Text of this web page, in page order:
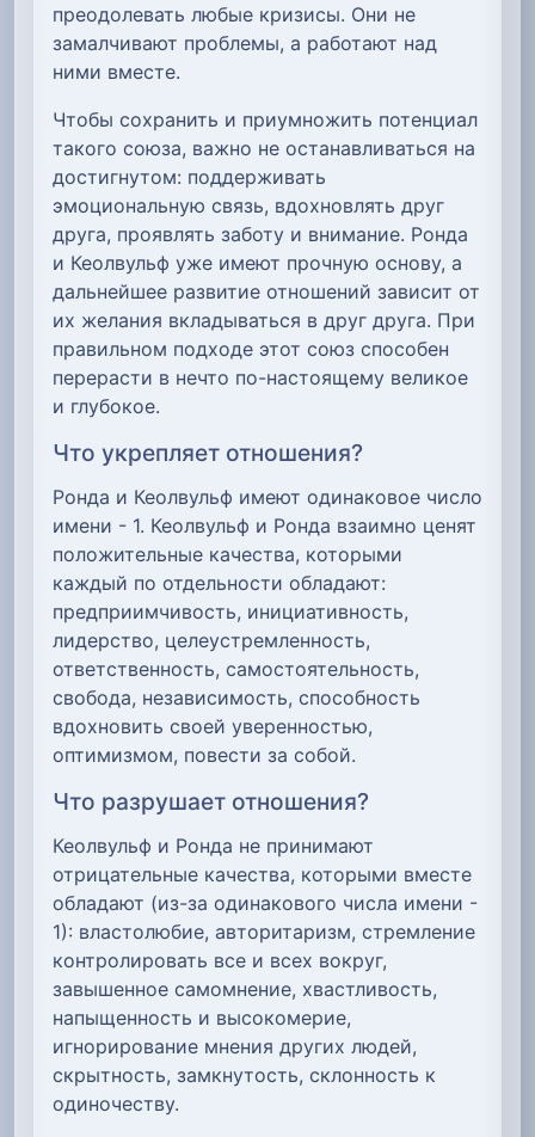
преодолевать любые кризисы. Они не
замалчивают проблемы, а работают над
ними вместе.
Чтобы сохранить и приумножить потенциал
такого союза, важно не останавливаться на
достигнутом: поддерживать
эмоциональную связь, вдохновлять друг
друга, проявлять заботу и внимание. Ронда
и Кеолвульф уже имеют прочную основу, а
дальнейшее развитие отношений зависит от
их желания вкладываться в друг друга. При
правильном подходе этот союз способен
перерасти в нечто по-настоящему великое
и глубокое.
Что укрепляет отношения?
Ронда и Кеолвульф имеют одинаковое число
имени - 1. Кеолвульф и Ронда взаимно ценят
положительные качества, которыми
каждый по отдельности обладают:
предприимчивость, инициативность,
лидерство, целеустремленность,
ответственность, самостоятельность,
свобода, независимость, способность
вдохновить своей уверенностью,
оптимизмом, повести за собой.
Что разрушает отношения?
Кеолвульф и Ронда не принимают
отрицательные качества, которыми вместе
обладают (из-за одинакового числа имени -
1): властолюбие, авторитаризм, стремление
контролировать все и всех вокруг,
завышенное самомнение, хвастливость,
напыщенность и высокомерие,
игнорирование мнения других людей,
скрытность, замкнутость, склонность к
одиночеству.